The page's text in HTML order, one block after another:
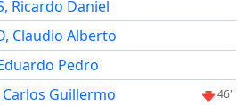
Ricardo Daniel
Claudio Alberto
Pedro
Carlos Guillermo 46'